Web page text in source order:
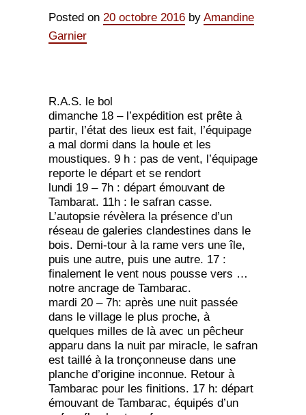
Posted on 20 octobre 2016 by Amandine
Garnier
R.A.S. le bol
dimanche 18 – l’expédition est prête à
partir, l’état des lieux est fait, l’équipage
a mal dormi dans la houle et les
moustiques. 9 h : pas de vent, l’équipage
reporte le départ et se rendort
lundi 19 – 7h : départ émouvant de
Tambarat. 11h : le safran casse.
L’autopsie révèlera la présence d’un
réseau de galeries clandestines dans le
bois. Demi-tour à la rame vers une île,
puis une autre, puis une autre. 17 :
finalement le vent nous pousse vers …
notre ancrage de Tambarac.
mardi 20 – 7h: après une nuit passée
dans le village le plus proche, à
quelques milles de là avec un pêcheur
apparu dans la nuit par miracle, le safran
est taillé à la tronçonneuse dans une
planche d’origine inconnue. Retour à
Tambarac pour les finitions. 17 h: départ
émouvant de Tambarac, équipés d’un